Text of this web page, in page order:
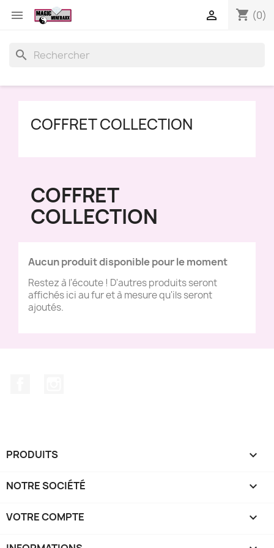
 shopping_cart (0)

search
COFFRET COLLECTION
COFFRET
COLLECTION
Aucun produit disponible pour le moment
Restez à l'écoute ! D'autres produits seront
affichés ici au fur et à mesure qu'ils seront
ajoutés.
PRODUITS 
NOTRE SOCIÉTÉ 
VOTRE COMPTE 